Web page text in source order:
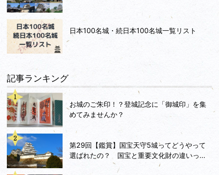
日本100名城・続日本100名城一覧リスト
記事ランキング
お城のご朱印！？登城記念に「御城印」を集
めてみませんか？
第29回【鑑賞】国宝天守5城ってどうやって
選ばれたの？ 国宝と重要文化財の違いっ...